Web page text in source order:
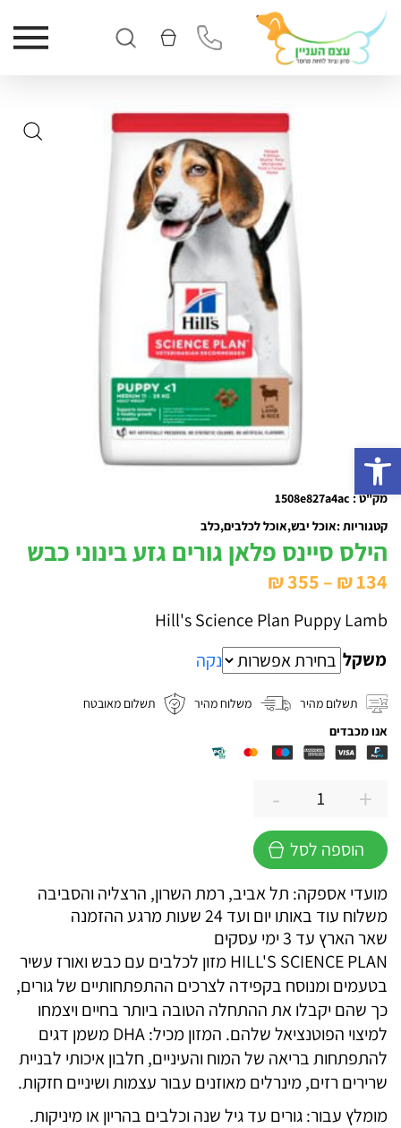
מק"ט : 1508e827a4ac
קטגוריות :אוכל יבש אוכל לכלבים כלב
הילס סיינס פלאן גורים גזע בינוני כבש
₪134
–
₪355
מחירים:
עד
Hill's Science Plan Puppy Lamb
משקל
נקה
תשלום מהיר משלוח מהיר
תשלום מאובטח
אנו מכבדים
+כמות
של
הילס
פלאן
גורים
גזע
בינוני
כבש
-
הוספה לסל
מועדי אספקה: תל אביב, רמת השרון, הרצליה והסביבה
משלוח עוד באותו יום ועד 24 שעות מרגע ההזמנה
שאר הארץ עד 3 ימי עסקים
HILL'S SCIENCE PLAN מזון לכלבים עם כבש ואורז עשיר
בטעמים ומנוסח בקפידה לצרכים ההתפתחותיים של גורים,
כך שהם יקבלו את ההתחלה הטובה ביותר בחיים ויצמחו
למיצוי הפוטנציאל שלהם. המזון מכיל: DHA משמן דגים
להתפתחות בריאה של המוח והעיניים, חלבון איכותי לבניית
שרירים רזים, מינרלים מאוזנים עבור עצמות ושיניים חזקות.
מומלץ עבור: גורים עד גיל שנה וכלבים בהריון או מיניקות.
פתח סרגל נגישות